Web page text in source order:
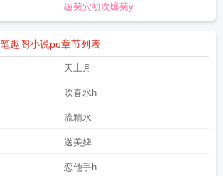
破菊穴初次爆菊y
趣阁小说po章节列表
天上月
吹春水h
流精水
送美婢
恋他手h